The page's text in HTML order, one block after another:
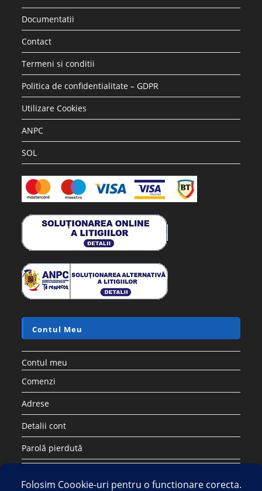
Documentatii
Contact
Termeni si conditii
Politica de confidentialitate – GDPR
Utilizare Cookies
ANPC
SOL
Contul Meu
Contul meu
Comenzi
Adrese
Detalii cont
Parolă pierdută